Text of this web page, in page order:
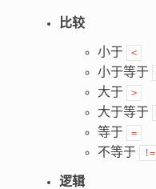
比较
小于 <
小于等于
大于 >
大于等于
等于 =
不等于 !=
逻辑